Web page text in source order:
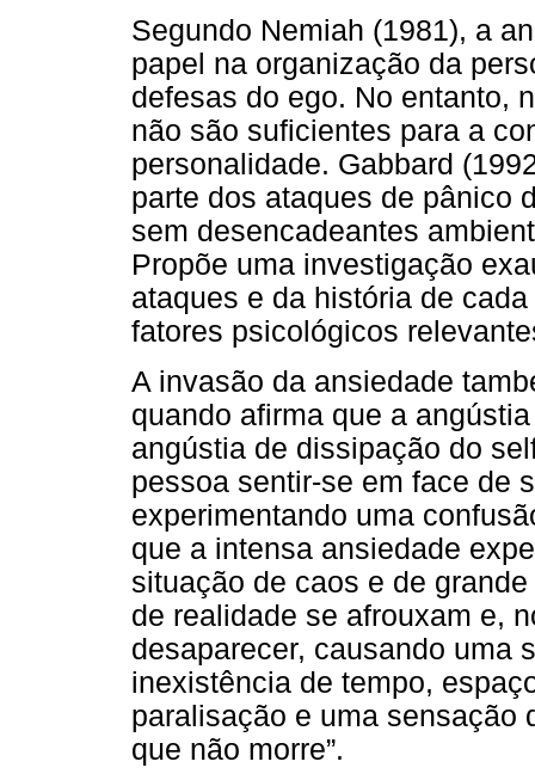
Segundo Nemiah (1981), a
papel na organização da
defesas do ego. No entanto,
não são suficientes para a
personalidade. Gabbard
parte dos ataques de pânico
sem desencadeantes
Propõe uma investigação
ataques e da história de
fatores psicológicos
A invasão da ansiedade
quando afirma que a
angústia de dissipação do
pessoa sentir-se em face de
experimentando uma
que a intensa ansiedade
situação de caos e de
de realidade se afrouxam e,
desaparecer, causando uma
inexistência de tempo,
paralisação e uma sensação
que não morre”.